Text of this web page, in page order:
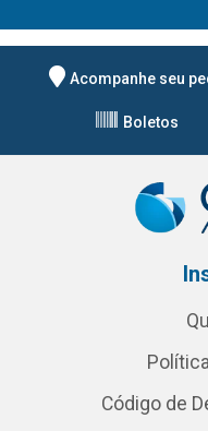
Acompanhe seu
Boletos
Código de